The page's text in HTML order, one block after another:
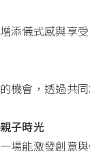
添儀式感與享
機會，透過共
子時光
場能激發創意